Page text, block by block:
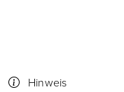
Hinweis